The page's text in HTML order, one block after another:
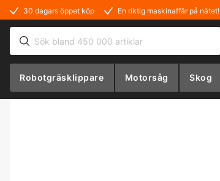
30 dagars öppet köp En riktig maskinaffär på nätet!
Robotgräsklippare Motorsåg Skog